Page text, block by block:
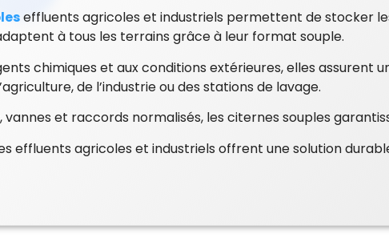
effluents agricoles et industriels permettent de stocker
à tous les terrains grâce à leur format souple.
chimiques et aux conditions extérieures, elles
de l’industrie ou des stations de lavage.
vannes et raccords normalisés, les citernes souples
effluents agricoles et industriels offrent une solution